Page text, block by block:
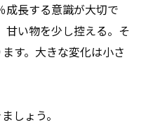
成長する意識が大切で
甘い物を少し控える。そ
す。大きな変化は小さ
しょう。